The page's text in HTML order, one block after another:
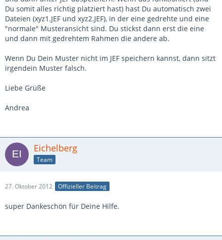
Du somit alles richtig platziert hast) hast Du automatisch zwei
Dateien (xyz1.JEF und xyz2.JEF), in der eine gedrehte und eine
"normale" Musteransicht sind. Du stickst dann erst die eine
und dann mit gedrehtem Rahmen die andere ab.
Wenn Du Dein Muster nicht im JEF speichern kannst, dann sitzt
irgendein Muster falsch.
Liebe Grüße
Andrea
Eichelberg
Team
27. Oktober 2012 Offizieller Beitrag
super Dankeschön für Deine Hilfe.